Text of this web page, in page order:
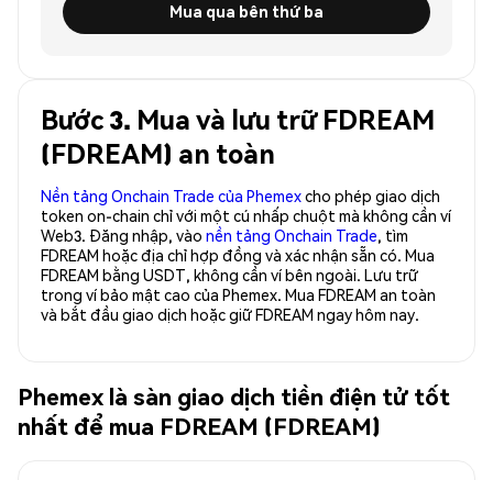
Mua qua bên thứ ba
Bước 3. Mua và lưu trữ FDREAM
(FDREAM) an toàn
Nền tảng Onchain Trade của Phemexcho phép giao dịch
token on-chain chỉ với một cú nhấp chuột mà không cần ví
Web3. Đăng nhập, vào nền tảng Onchain Trade, tìm
FDREAM hoặc địa chỉ hợp đồng và xác nhận sẵn có. Mua
FDREAM bằng USDT, không cần ví bên ngoài. Lưu trữ
trong ví bảo mật cao của Phemex. Mua FDREAM an toàn
và bắt đầu giao dịch hoặc giữ FDREAM ngay hôm nay.
Phemex là sàn giao dịch tiền điện tử tốt
nhất để mua FDREAM (FDREAM)